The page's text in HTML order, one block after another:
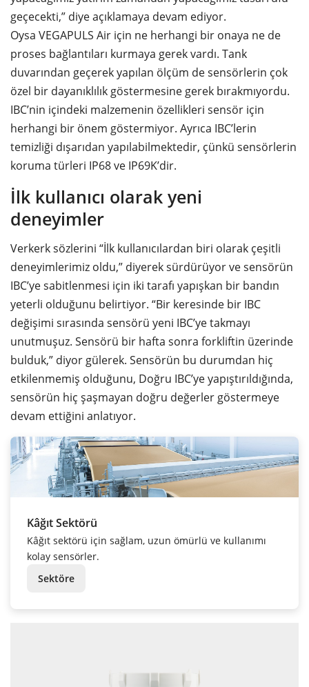
geçecekti,” diye açıklamaya devam ediyor.
Oysa VEGAPULS Air için ne herhangi bir onaya ne de
proses bağlantıları kurmaya gerek vardı. Tank
duvarından geçerek yapılan ölçüm de sensörlerin çok
özel bir dayanıklılık göstermesine gerek bırakmıyordu.
IBC’nin içindeki malzemenin özellikleri sensör için
herhangi bir önem göstermiyor. Ayrıca IBC’lerin
temizliği dışarıdan yapılabilmektedir, çünkü sensörlerin
koruma türleri IP68 ve IP69K’dir.
İlk kullanıcı olarak yeni
deneyimler
Verkerk sözlerini “İlk kullanıcılardan biri olarak çeşitli
deneyimlerimiz oldu,” diyerek sürdürüyor ve sensörün
IBC’ye sabitlenmesi için iki tarafı yapışkan bir bandın
yeterli olduğunu belirtiyor. “Bir keresinde bir IBC
değişimi sırasında sensörü yeni IBC’ye takmayı
unutmuşuz. Sensörü bir hafta sonra forkliftin üzerinde
bulduk,” diyor gülerek. Sensörün bu durumdan hiç
etkilenmemiş olduğunu, Doğru IBC’ye yapıştırıldığında,
sensörün hiç şaşmayan doğru değerler göstermeye
devam ettiğini anlatıyor.
Kâğıt Sektörü
Kâğıt sektörü için sağlam, uzun ömürlü ve kullanımı
kolay sensörler.
Sektöre